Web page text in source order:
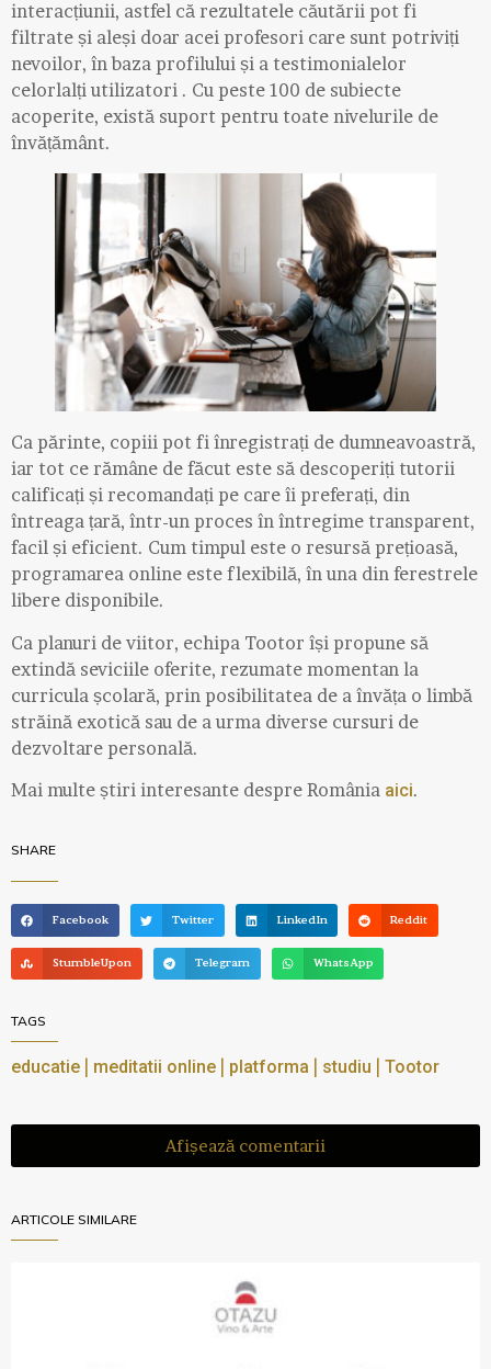
interacțiunii, astfel că rezultatele căutării pot fi
filtrate și aleși doar acei profesori care sunt potriviți
nevoilor, în baza profilului și a testimonialelor
celorlalți utilizatori . Cu peste 100 de subiecte
acoperite, există suport pentru toate nivelurile de
învățământ.
Ca părinte, copiii pot fi înregistrați de dumneavoastră,
iar tot ce rămâne de făcut este să descoperiți tutorii
calificați și recomandați pe care îi preferați, din
întreaga țară, într-un proces în întregime transparent,
facil și eficient. Cum timpul este o resursă prețioasă,
programarea online este flexibilă, în una din ferestrele
libere disponibile.
Ca planuri de viitor, echipa Tootor își propune să
extindă seviciile oferite, rezumate momentan la
curricula școlară, prin posibilitatea de a învăța o limbă
străină exotică sau de a urma diverse cursuri de
dezvoltare personală.
Mai multe știri interesante despre România aici.
SHARE
Facebook Twitter LinkedIn Reddit
StumbleUpon Telegram WhatsApp
TAGS
educatie | meditatii online | platforma | studiu | Tootor
Afișează comentarii
ARTICOLE SIMILARE